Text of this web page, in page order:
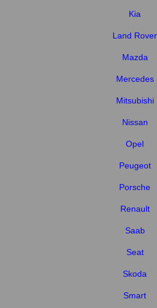
Kia
Land Rover
Mazda
Mercedes
Mitsubishi
Nissan
Opel
Peugeot
Porsche
Renault
Saab
Seat
Skoda
Smart